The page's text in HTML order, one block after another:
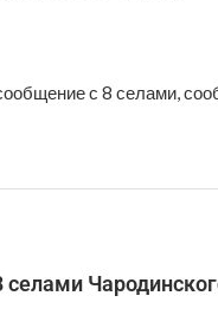
с 8 селами,
селами